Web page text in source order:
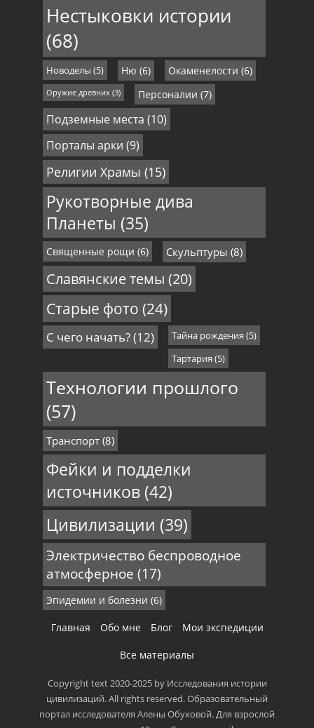
Нестыковки истории
(68)
Новоделы (5) Ню (6) Окаменелости (6)
Оружие древних(3) Персоналии (7)
Подземные места (10)
Порталы арки (9)
Религии Храмы (15)
Рукотворные дива
Планеты (35)
Священные рощи (6) Скульптуры (8)
Славянские темы (20)
Старые фото (24)
С чего начать?(12) Тайна рождения (5)
Тартария (5)
Технологии прошлого
(57)
Транспорт(8)
Фейки и подделки
источников(42)
Цивилизации (39)
Электричество беспроводное
атмосферное (17)
Эпидемии и болезни (6)
Главная Обо мне Блог Мои экспедиции
Все материалы
Copyright text 2020-2025 by Исследования истории
цивилизаций. All rights reserved. Образовательный
портал исследователя Алены Обуховой. Для взрослой